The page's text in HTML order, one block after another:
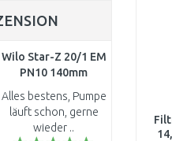
Wilo Star-Z 20/1 EM
PN10 140mm
Zirkulationspumpe
4028111
Alles bestens, Pumpe
läuft schon, gerne
wieder ..